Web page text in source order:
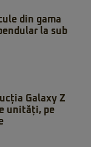
din gama
la sub
Galaxy Z
unități, pe